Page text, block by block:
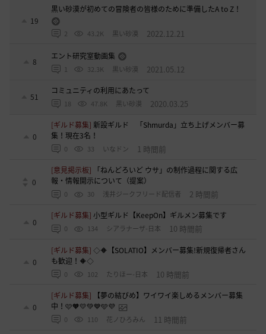
19
黒い砂漠が初めての冒険者の皆様のために準備したA to Z！
2 43.2K 黒い砂漠 2022.12.21
8
エント研究室動画集
1 32.3K 黒い砂漠 2021.05.12
51
コミュニティの利用にあたって
18 47.8K 黒い砂漠 2020.03.25
0
[ギルド募集]新設ギルド 「Shmurda」立ち上げメンバー募
集！現在3名！
0 33 いなドン 1 時間前
0
[意見掲示板]
「ねんどろいど ウサ」の制作過程に関する広
報・情報開示について（提案）
0 30 浅井ジークフリード配信者 2 時間前
0
[ギルド募集]小型ギルド【KeepOn】ギルメン募集です
0 134 シアラナーザ-日本 10 時間前
0
[ギルド募集]◇🔶【SOLATIO】メンバー募集!新規復帰者さん
も歓迎！🔶◇
0 102 たりほー-日本 10 時間前
0
[ギルド募集]
【夢の結びめ】ワイワイ楽しめるメンバー募集
中！🩷🧡💛💚💙🩵💜
0 110 花ノひろみん 11 時間前